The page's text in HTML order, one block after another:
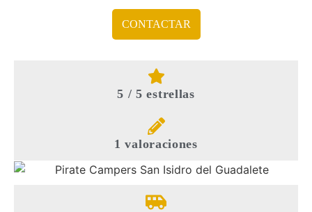
CONTACTAR
5 / 5 estrellas
1 valoraciones